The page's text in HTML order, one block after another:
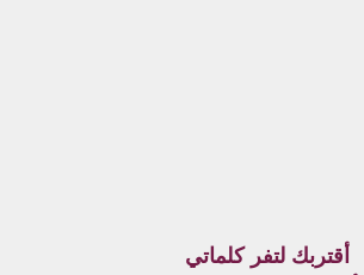
أقتربك لتفر كلماتي